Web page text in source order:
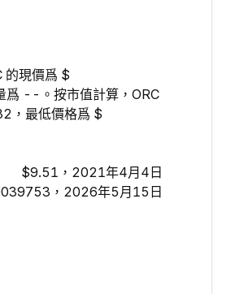
現價爲 $
--。按市值計算，ORC
，最低價格爲 $
$9.51，2021年4月4日
，2026年5月15日